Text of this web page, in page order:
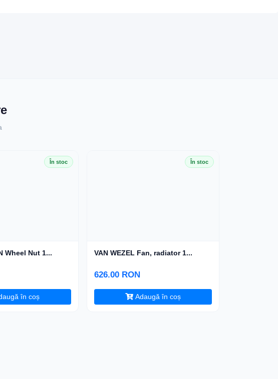
În stoc
Wheel Nut 1...
în coș
În stoc
VAN WEZEL Fan, radiator 1...
626.00 RON
Adaugă în coș